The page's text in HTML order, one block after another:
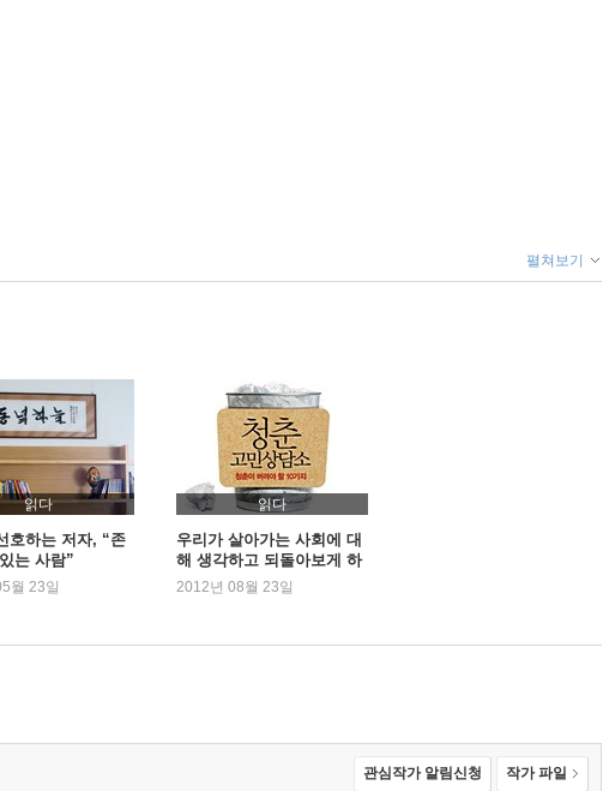
펼쳐보기
읽다
호하는 저자, “존
는 사람”
월 23일
읽다
우리가 살아가는 사회에 대
해 생각하고 되돌아보게 하
는 책들
2012년 08월 23일
관심작가 알림신청 작가 파일